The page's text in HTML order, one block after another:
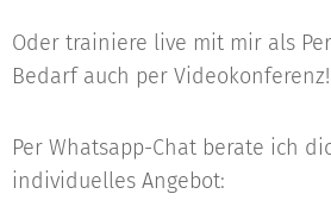
Oder trainiere live mit mir als
Bedarf auch per Videokonferenz!
Per Whatsapp-Chat berate ich
individuelles Angebot: